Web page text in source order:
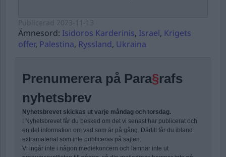
Ämnesord: Isidoros Karderinis, Israel, Krigets
offer, Palestina, Ryssland, Ukraina
Prenumerera på Para§rafs
nyhetsbrev
Nyhetsbrevet skickas ut varje måndag och torsdag.
I Nyhetsbrevet får du besked om det vi senast har publicerat och
en del information om vad som är på gång. Därtill får du ibland
extramaterial som inte publiceras på sajten.
Vi ingår inte i någon mediekoncern och lämnar inte ut